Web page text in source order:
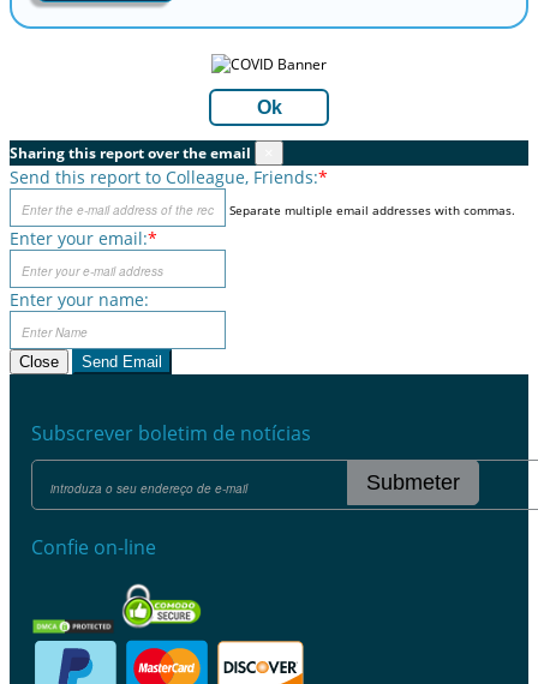
Ok
Sharing this report over the email
Send this report to Colleague, Friends:*
Separate multiple email addresses with commas.
Enter your email:*
Enter your name:
Close Send Email
Subscrever boletim de notícias
Submeter
Confie on-line